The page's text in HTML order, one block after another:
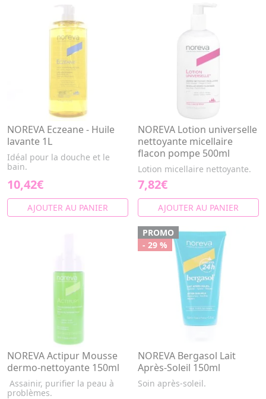
NOREVA Eczeane - Huile
lavante 1L
Idéal pour la douche et le
bain.
10,42€
AJOUTER AU PANIER
NOREVA Lotion universelle
nettoyante micellaire
flacon pompe 500ml
Lotion micellaire nettoyante.
7,82€
AJOUTER AU PANIER
NOREVA Actipur Mousse
dermo-nettoyante 150ml
Assainir, purifier la peau à
problèmes.
PROMO
- 29 %
NOREVA Bergasol Lait
Après-Soleil 150ml
Soin après-soleil.